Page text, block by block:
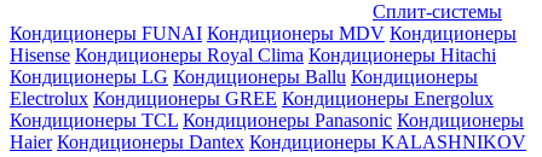
Сплит-системы
Кондиционеры FUNAI Кондиционеры MDV Кондиционеры
Hisense Кондиционеры Royal Clima Кондиционеры Hitachi
Кондиционеры LG Кондиционеры Ballu Кондиционеры
Electrolux Кондиционеры GREE Кондиционеры Energolux
Кондиционеры TCL Кондиционеры Panasonic Кондиционеры
Haier Кондиционеры Dantex Кондиционеры KALASHNIKOV